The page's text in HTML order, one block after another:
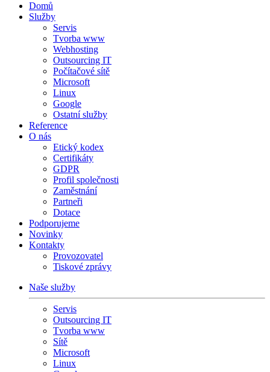
Domů
Služby
Servis
Tvorba www
Webhosting
Outsourcing IT
Počítačové sítě
Microsoft
Linux
Google
Ostatní služby
Reference
O nás
Etický kodex
Certifikáty
GDPR
Profil společnosti
Zaměstnání
Partneři
Dotace
Podporujeme
Novinky
Kontakty
Provozovatel
Tiskové zprávy
Naše služby
Servis
Outsourcing IT
Tvorba www
Sítě
Microsoft
Linux